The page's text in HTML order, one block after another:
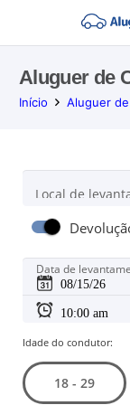
Aluguer de
Início Aluguer
Local de
Data de
Idade do condutor:
18 - 29